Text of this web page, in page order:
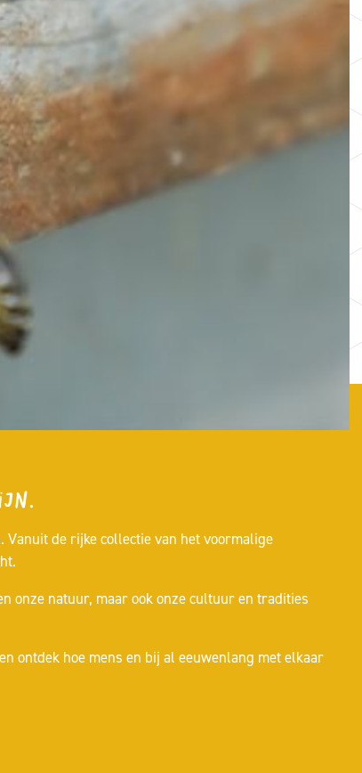
Vanuit de rijke collectie van het voormalige
onze natuur, maar ook onze cultuur en tradities
ontdek hoe mens en bij al eeuwenlang met elkaar